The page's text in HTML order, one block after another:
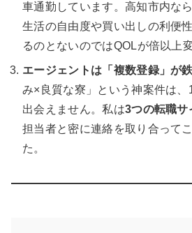
車通勤しています。高知市内な
生活の自由度や買い出しの利便
るのとないのではQOLが倍以上
エージェントは「複数登録」が
み×良質な寮」という神案件は
出会えません。私は3つの転職サ
担当者と密に連絡を取り合って
た。